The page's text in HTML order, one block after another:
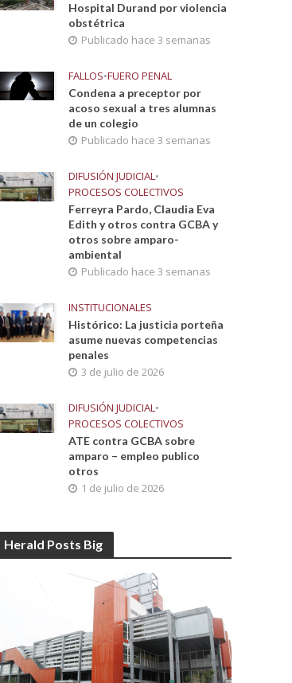
Hospital Durand por violencia
obstétrica
Publicado hace 3 semanas
FALLOS•FUERO PENAL
Condena a preceptor por
acoso sexual a tres alumnas
de un colegio
Publicado hace 3 semanas
DIFUSIÓN JUDICIAL•
PROCESOS COLECTIVOS
Ferreyra Pardo, Claudia Eva
Edith y otros contra GCBA y
otros sobre amparo-
ambiental
Publicado hace 3 semanas
INSTITUCIONALES
Histórico: La justicia porteña
asume nuevas competencias
penales
3 de julio de 2026
DIFUSIÓN JUDICIAL•
PROCESOS COLECTIVOS
ATE contra GCBA sobre
amparo – empleo publico
otros
1 de julio de 2026
Herald Posts Big